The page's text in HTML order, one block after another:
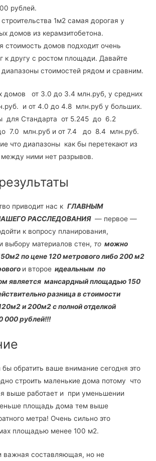
рублей.
1м2 самая дорогая у
домов из керамзитобетона.
стоимость домов подходит очень
к другу с ростом площади. Давайте
стоимостей рядом и сравним.
домов от 3.0 до 3.4 млн.руб, у средних
и от 4.0 до 4.8 млн.руб у больших.
для Стандарта от 5.245 до 6.2
7.0 млн.руб и от 7.4 до 8.4 млн.руб.
что диапазоны как бы перетекают из
между ними нет разрывов.
приводит нас кГЛАВНЫМ
РАССЛЕДОВАНИЯ— первое —
к вопросу планирования,
выбору материалов стен, то можно
по цене 120 метрового либо 200 м2
и второе идеальным по
является мансардный площадью 150
разница в стоимости
и 200м2 с полной отделкой
000 рублей!!!
обратить ваше внимание сегодня это
строить маленькие дома потому что
выше работает и при уменьшении
площадь дома тем выше
метра! Очень сильно это
площадью менее 100 м2.
важная составляющая, но не